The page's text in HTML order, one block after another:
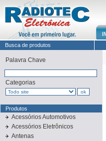
Busca de produtos
Palavra Chave
Categorias
Produtos
Acessórios Automotivos
Acessórios Eletrônicos
Antenas